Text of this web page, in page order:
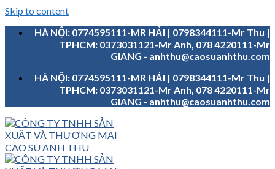
Skip to content
HÀ NỘI: 0774595111-MR HẢI | 0798344111-Mr Thu |
TPHCM: 0373031121-Mr Anh, 078 4220111-Mr
GIANG - anhthu@caosuanhthu.com
HÀ NỘI: 0774595111-MR HẢI | 0798344111-Mr Thu |
TPHCM: 0373031121-Mr Anh, 078 4220111-Mr
GIANG - anhthu@caosuanhthu.com